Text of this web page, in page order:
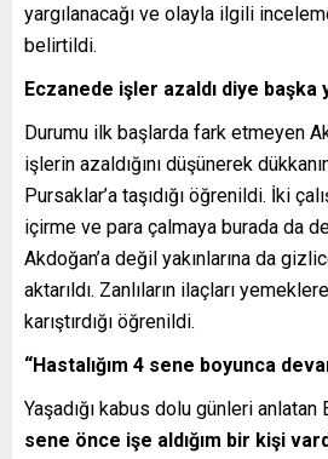
yargılanacağı ve olayla ilgili
belirtildi.
Eczanede işler azaldı diye başka
Durumu ilk başlarda fark etmeyen
işlerin azaldığını düşünerek
Pursaklar’a taşıdığı öğrenildi. İki
içirme ve para çalmaya burada da
Akdoğan’a değil yakınlarına da
aktarıldı. Zanlıların ilaçları
karıştırdığı öğrenildi.
“Hastalığım 4 sene boyunca
Yaşadığı kabus dolu günleri anlatan
sene önce işe aldığım bir kişi